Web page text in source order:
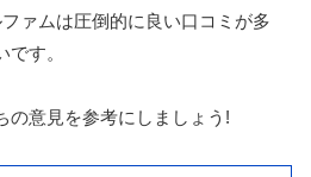
ァムは圧倒的に良い口コミが多
す。
の意見を参考にしましょう!